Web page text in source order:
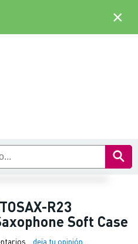
R23
Soft Case
deja tu opinión
×